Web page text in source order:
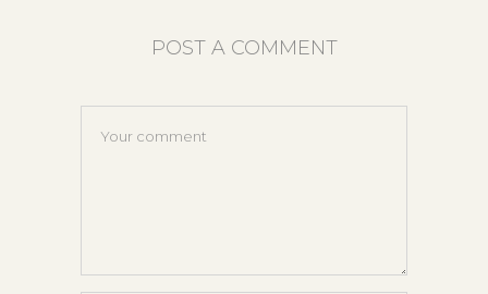
POST A COMMENT